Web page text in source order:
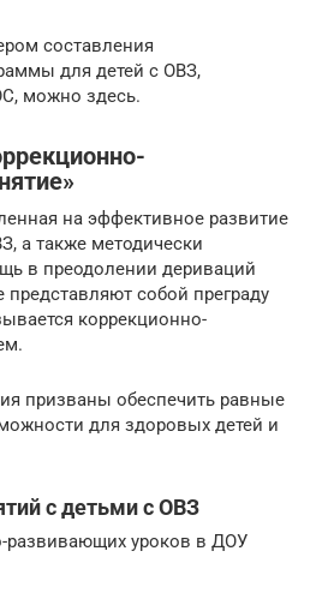
составления
для детей с ОВЗ,
можно здесь.
на эффективное развитие
а также методически
в преодолении дериваций
собой преграду
коррекционно-
призваны обеспечить равные
для здоровых детей и
с детьми с ОВЗ
развивающих уроков в ДОУ